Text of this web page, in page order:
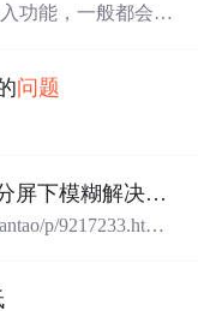
功能，一般都会导
Dialog dilog = new FolderBrowserDialog(); dilog....
问题
下模糊解决办法
p/9217233.html
，采用的是